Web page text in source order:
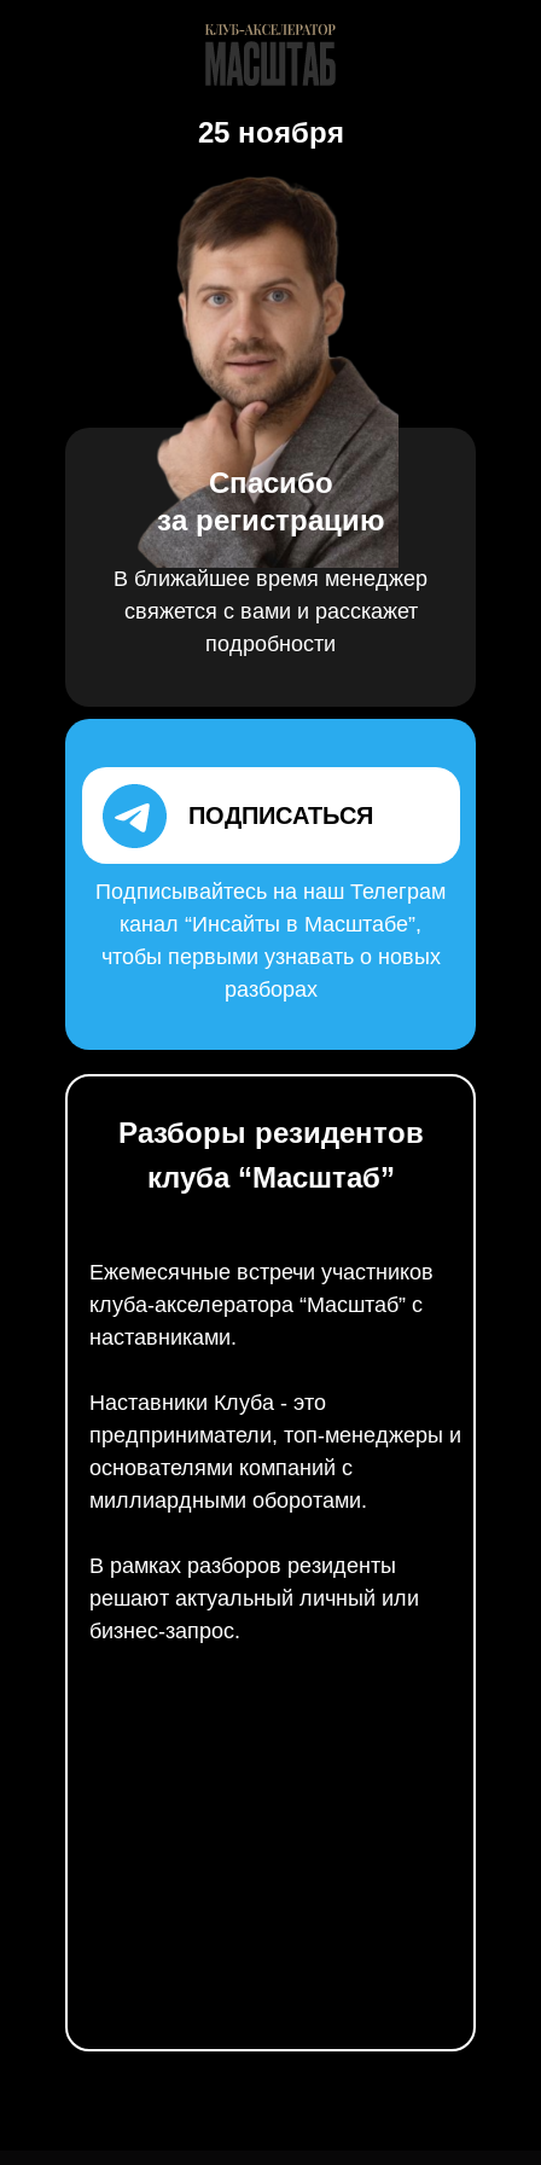
25 ноября
Подписывайтесь на наш Телеграм
канал “Инсайты в Масштабе”,
чтобы первыми узнавать о новых
разборах
В ближайшее время менеджер
свяжется с вами и расскажет
подробности
Разборы резидентов
клуба “Масштаб”
Ежемесячные встречи участников
клуба-акселератора “Масштаб” с
наставниками.
Наставники Клуба - это
предприниматели, топ-менеджеры и
основателями компаний с
миллиардными оборотами.
В рамках разборов резиденты
решают актуальный личный или
бизнес-запрос.
ПОДПИСАТЬСЯ
Спасибо
за регистрацию